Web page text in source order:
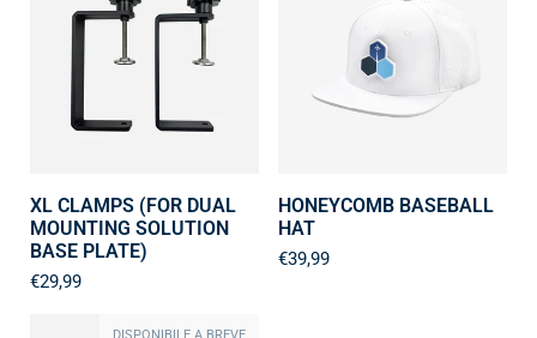
XL CLAMPS (FOR DUAL
MOUNTING SOLUTION
BASE PLATE)
€29,99
HONEYCOMB BASEBALL
HAT
€39,99